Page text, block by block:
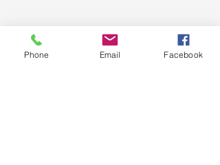
Phone Email Facebook